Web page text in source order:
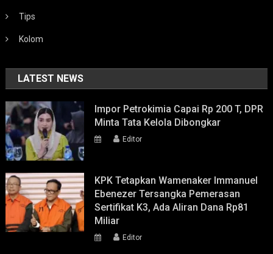
Tips
Kolom
LATEST NEWS
Impor Petrokimia Capai Rp 200 T, DPR
Minta Tata Kelola Dibongkar
Editor
KPK Tetapkan Wamenaker Immanuel
Ebenezer Tersangka Pemerasan
Sertifikat K3, Ada Aliran Dana Rp81
Miliar
Editor